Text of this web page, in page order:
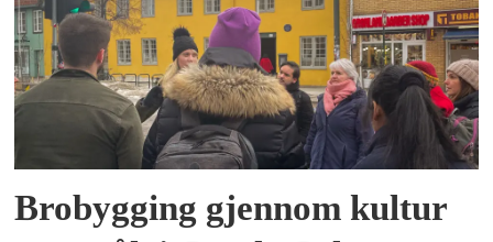
Brobygging gjennom kultur